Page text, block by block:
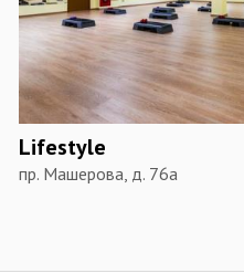
Lifestyle
пр. Машерова, д. 76а